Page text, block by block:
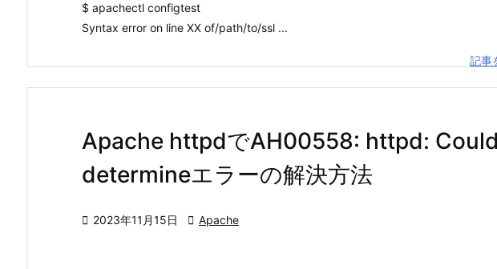
$ apachectl configtest
Syntax error on line XX of/path/to/ssl ...
記事
Apache httpdでAH00558: httpd:
determineエラーの解決方法
 2023年11月15日  Apache